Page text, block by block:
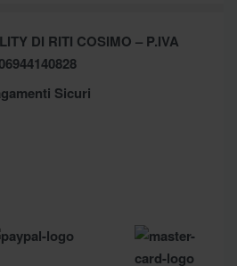
DI RITI COSIMO – P.IVA
Sicuri